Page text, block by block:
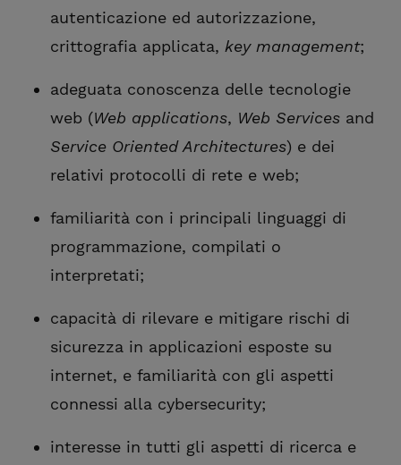
autenticazione ed autorizzazione,
crittografia applicata, key management;
adeguata conoscenza delle tecnologie
web (Web applications, Web Services and
Service Oriented Architectures) e dei
relativi protocolli di rete e web;
familiarità con i principali linguaggi di
programmazione, compilati o
interpretati;
capacità di rilevare e mitigare rischi di
sicurezza in applicazioni esposte su
internet, e familiarità con gli aspetti
connessi alla cybersecurity;
interesse in tutti gli aspetti di ricerca e